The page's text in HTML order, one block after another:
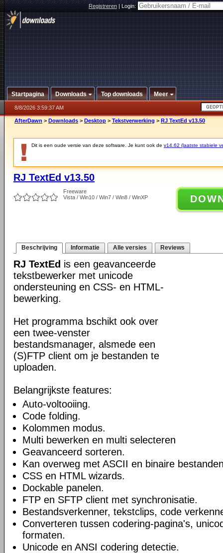
Registreren|Login:
Startpagina Downloads Top downloads Meer
8/8/2026 3:59:37 AM
AfterDawn > Downloads > Desktop > Tekstverwerking > RJ TextEd v13.50
Dit is een oude versie van deze software. Je kunt ook de v14.62 (laatste stabiele
RJ TextEd v13.50
Freeware
Vista / Win10 / Win7 / Win8 / WinXP
Beschrijving Informatie Alle versies Reviews
RJ TextEd is een geavanceerde
tekstbewerker met unicode
ondersteuning en CSS- en HTML-
bewerking.
Het programma bschikt ook over
een twee-venster
bestandsmanager, alsmede een
(S)FTP client om je bestanden te
uploaden.
Belangrijkste features:
Auto-voltooiing.
Code folding.
Kolommen modus.
Multi bewerken en multi selecteren
Geavanceerd sorteren.
Kan overweg met ASCII en binaire
CSS en HTML wizards.
Dockable panelen.
FTP en SFTP client met synchronisatie.
Bestandsverkenner, tekstclips, code
Converteren tussen codering-pagina's,
formaten.
Unicode en ANSI codering detectie.